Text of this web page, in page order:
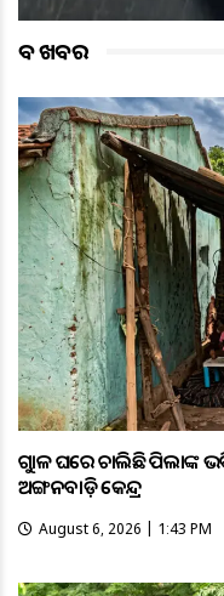
ବଡ ଖବର
ଗୁହାଳ ଘରେ ଚାଲିଛି ପିଲାଙ୍କ
ଅଙ୍ଗନବାଡ଼ି କେନ୍ଦ୍ର
August 6, 2026 | 1:43 PM